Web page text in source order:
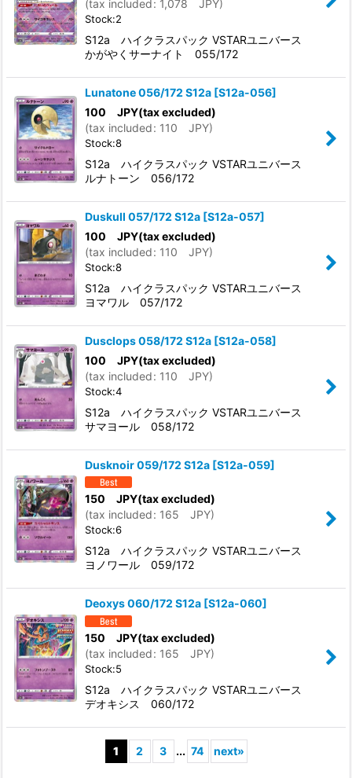
(tax included: 1,078 JPY)
Stock:2
S12a ハイクラスパック VSTARユニバース
かがやくサーナイト 055/172
Lunatone 056/172 S12a [S12a-056]
100 JPY(tax excluded)
(tax included: 110 JPY)
Stock:8
S12a ハイクラスパック VSTARユニバース
ルナトーン 056/172
Duskull 057/172 S12a [S12a-057]
100 JPY(tax excluded)
(tax included: 110 JPY)
Stock:8
S12a ハイクラスパック VSTARユニバース
ヨマワル 057/172
Dusclops 058/172 S12a [S12a-058]
100 JPY(tax excluded)
(tax included: 110 JPY)
Stock:4
S12a ハイクラスパック VSTARユニバース
サマヨール 058/172
Dusknoir 059/172 S12a [S12a-059]
150 JPY(tax excluded)
(tax included: 165 JPY)
Stock:6
S12a ハイクラスパック VSTARユニバース
ヨノワール 059/172
Deoxys 060/172 S12a [S12a-060]
150 JPY(tax excluded)
(tax included: 165 JPY)
Stock:5
S12a ハイクラスパック VSTARユニバース
デオキシス 060/172
1 2 3 ... 74 next»